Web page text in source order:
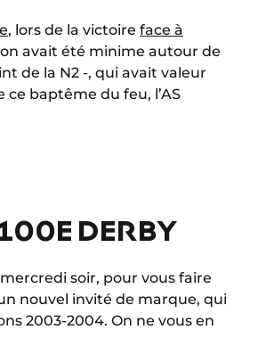
, lors de la victoire face à
avait été minime autour de
de la N2 -, qui avait valeur
baptême du feu, l’AS
DERBY
soir, pour vous faire
nouvel invité de marque, qui
2003-2004. On ne vous en